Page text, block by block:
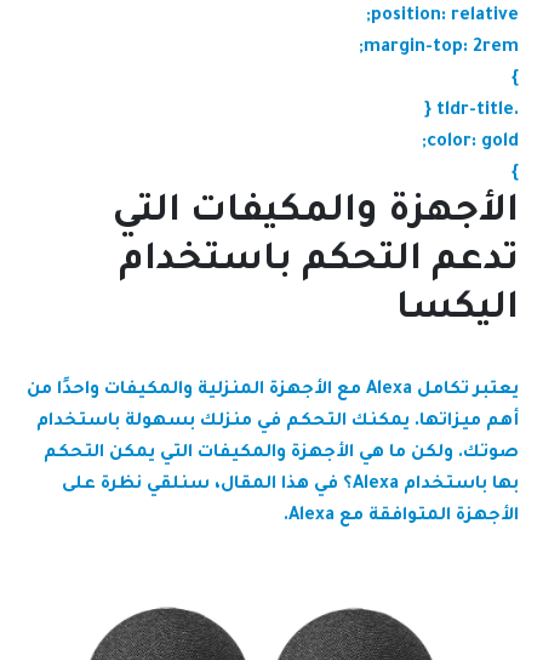
position: relative;
margin-top: 2rem;
}
.tldr-title {
color: gold;
}
الأجهزة والمكيفات التي
تدعم التحكم باستخدام
اليكسا
يعتبر تكامل Alexa مع الأجهزة المنزلية والمكيفات واحدًا من
أهم ميزاتها. يمكنك التحكم في منزلك بسهولة باستخدام
صوتك. ولكن ما هي الأجهزة والمكيفات التي يمكن التحكم
بها باستخدام Alexa؟ في هذا المقال، سنلقي نظرة على
الأجهزة المتوافقة مع Alexa.